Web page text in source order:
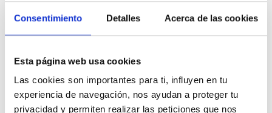
Consentimiento Detalles Acerca de las cookies
Esta página web usa cookies
Las cookies son importantes para ti, influyen en tu
experiencia de navegación, nos ayudan a proteger tu
privacidad y permiten realizar las peticiones que nos
📍Pabellón 18A | Stand C12
cerca nuestras propuestas y descubrir cómo
entornos de envasado y embalaje.